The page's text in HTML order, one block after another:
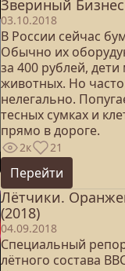
Звериный
03.10.2018
В России сейчас
Обычно их
за 400 рублей,
животных. Но
нелегально.
тесных сумках и
прямо в дороге.
2к 21
Перейти
Лётчики.
(2018)
04.09.2018
Специальный
лётного состава